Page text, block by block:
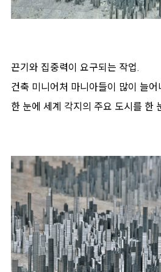
끈기와 집중력이 요구되는 작업.
건축 미니어처 마니아들이 많이 늘어
한 눈에 세계 각지의 주요 도시를 한